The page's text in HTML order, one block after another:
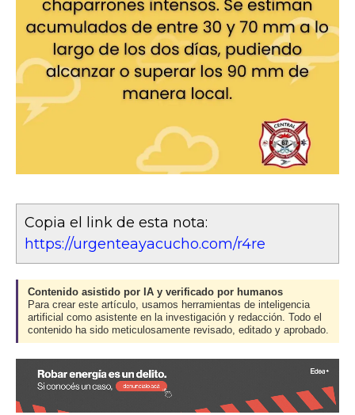
Copia el link de esta nota:
https://urgenteayacucho.com/r4re
Contenido asistido por IA y verificado por humanos
Para crear este artículo, usamos herramientas de inteligencia
artificial como asistente en la investigación y redacción. Todo el
contenido ha sido meticulosamente revisado, editado y aprobado.